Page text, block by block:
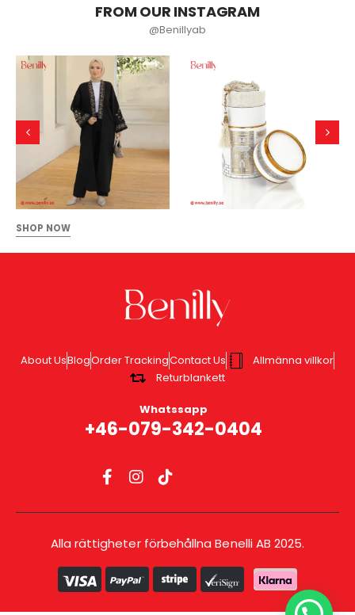
FROM OUR INSTAGRAM
@Benillyab
SHOP NOW
About UsBlogOrder TrackingContact Us
Allmänna villkor
Returblankett
Whatssapp
+46-079-342-0404
Alla rättigheter förbehållna Benelli AB 2025.